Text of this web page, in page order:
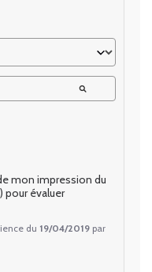
mon impression du
pour évaluer
du 19/04/2019 par